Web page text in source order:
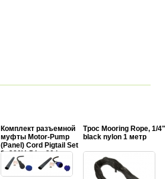
Комплект разъемной
муфты Motor-Pump
(Panel) Cord Pigtail Set
3x380V, 5 hp-20 hp,
4x6,0 mm2
Трос Mooring Rope, 1/4"
black nylon 1 метр